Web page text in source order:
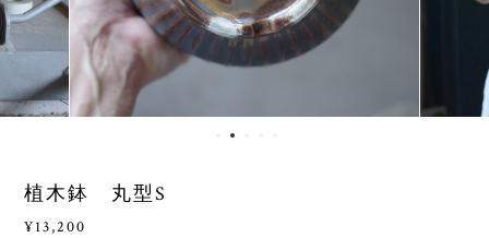
植木鉢 丸型S
¥13,200